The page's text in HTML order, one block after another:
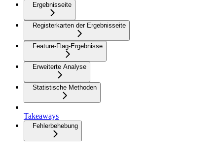
Ergebnisseite
Registerkarten der Ergebnisseite
Feature-Flag-Ergebnisse
Erweiterte Analyse
Statistische Methoden
Takeaways
Fehlerbehebung